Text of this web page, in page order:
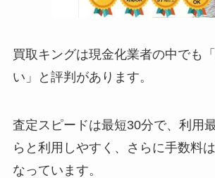
買取キングは現金化業者の中でも
い」と評判があります。
査定スピードは最短30分で、利用
らと利用しやすく、さらに手数料
なっています。